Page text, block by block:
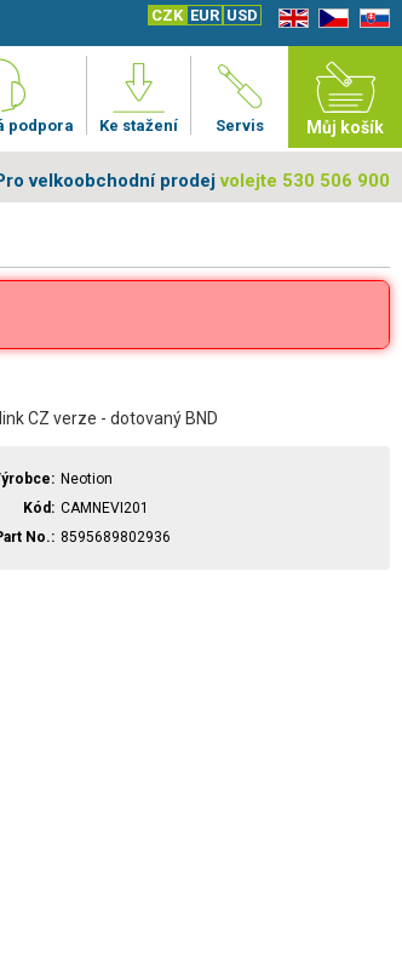
EN CZ SK
CZK EUR USD
Můj košík
Servis
Ke stažení
podpora
velkoobchodní prodejvolejte 530 506 900
CZ verze - dotovaný BND
Neotion
Kód
CAMNEVI201
No.
8595689802936